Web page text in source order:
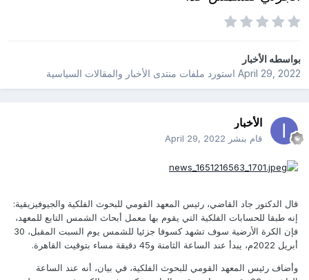
بواسطهالأخبار
April 29, 2022استورد ملفات منتدى الأخبار والمقالات السياسية
الأخبار
قام بنشر April 29, 2022
قال الدكتور جاد القاضي، رئيس المعهد القومي للبحوث الفلكية والجيوفيزيقية:
إنه طبقا للحسابات الفلكية التي يقوم بها معمل أبحاث الشمس التابع للمعهد،
فإن الكرة الأرضية سوف تشهد كسوفا جزئيا للشمس يوم السبت المقبل، 30
أبريل 2022م، يبدأ عند الساعة الثامنة و45 دقيقة مساء بتوقيت القاهرة.
وأضاف رئيس المعهد القومي للبحوث الفلكية، في بيان، أنه عند الساعة